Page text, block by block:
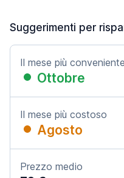
Suggerimenti per
Il mese più conveniente
Ottobre
Il mese più costoso
Agosto
Prezzo medio